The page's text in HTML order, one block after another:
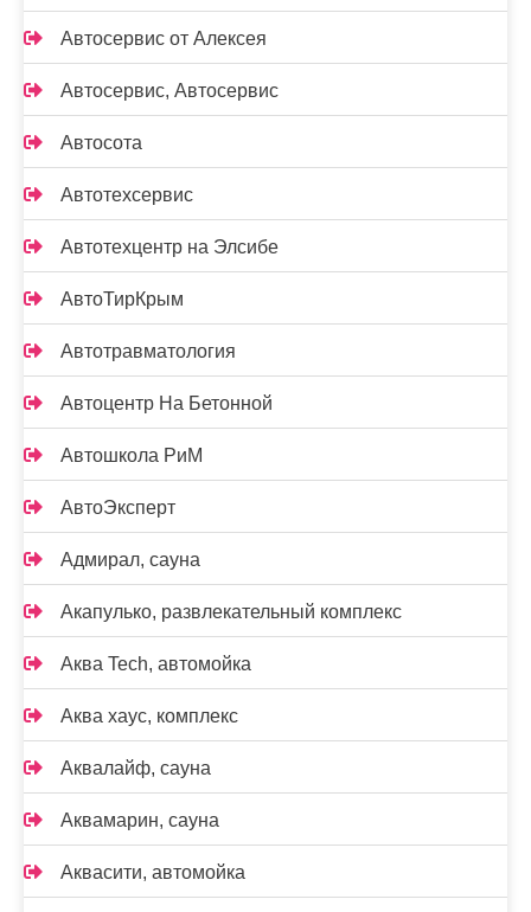
Автосервис от Алексея
Автосервис, Автосервис
Автосота
Автотехсервис
Автотехцентр на Элсибе
АвтоТирКрым
Автотравматология
Автоцентр На Бетонной
Автошкола РиМ
АвтоЭксперт
Адмирал, сауна
Акапулько, развлекательный комплекс
Аква Tech, автомойка
Аква хаус, комплекс
Аквалайф, сауна
Аквамарин, сауна
Аквасити, автомойка